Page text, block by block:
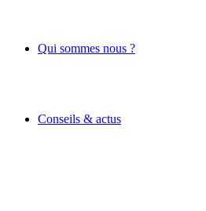
Qui sommes nous ?
Conseils & actus